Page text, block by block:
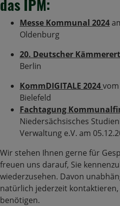
das IPM:
Messe Kommunal 2024
Oldenburg
20. Deutscher
Berlin
KommDIGITALE 2024vom
Bielefeld
Fachtagung
Niedersächsisches
Verwaltung e.V. am
Wir stehen Ihnen gerne für
freuen uns darauf, Sie
wiederzusehen. Davon
natürlich jederzeit
benötigen.